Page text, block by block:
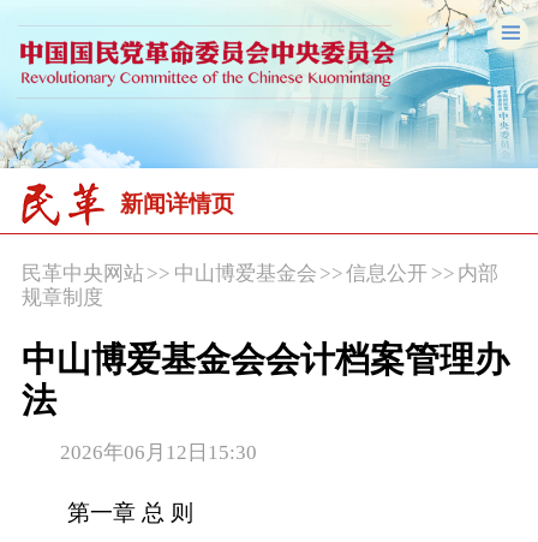
新闻详情页
民革中央网站>> 中山博爱基金会 >>信息公开 >> 内部
规章制度
中山博爱基金会会计档案管理办
法
2026年06月12日15:30
第一章 总 则